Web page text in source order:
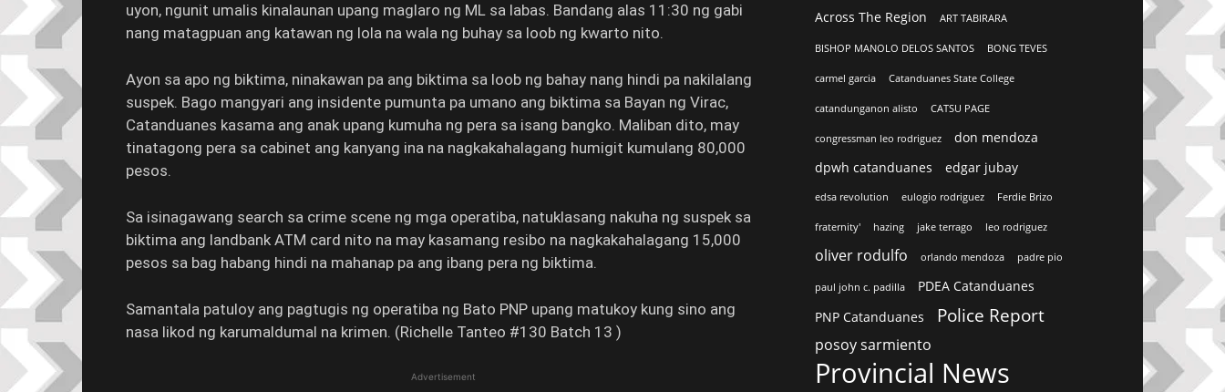
uyon, ngunit umalis kinalaunan upang maglaro ng ML sa labas. Bandang alas 11:30 ng gabi
nang matagpuan ang katawan ng lola na wala ng buhay sa loob ng kwarto nito.
Ayon sa apo ng biktima, ninakawan pa ang biktima sa loob ng bahay nang hindi pa nakilalang
suspek. Bago mangyari ang insidente pumunta pa umano ang biktima sa Bayan ng Virac,
Catanduanes kasama ang anak upang kumuha ng pera sa isang bangko. Maliban dito, may
tinatagong pera sa cabinet ang kanyang ina na nagkakahalagang humigit kumulang 80,000
pesos.
Sa isinagawang search sa crime scene ng mga operatiba, natuklasang nakuha ng suspek sa
biktima ang landbank ATM card nito na may kasamang resibo na nagkakahalagang 15,000
pesos sa bag habang hindi na mahanap pa ang ibang pera ng biktima.
Samantala patuloy ang pagtugis ng operatiba ng Bato PNP upang matukoy kung sino ang
nasa likod ng karumaldumal na krimen. (Richelle Tanteo #130 Batch 13 )
Advertisement
Across The Region ART TABIRARA
BISHOP MANOLO DELOS SANTOS BONG TEVES
carmel garcia Catanduanes State College
catandunganon alisto CATSU PAGE
congressman leo rodriguez
don mendoza
dpwh catanduanes
edgar jubay
edsa revolution eulogio rodriguez Ferdie Brizo
fraternity' hazing jake terrago leo rodriguez
oliver rodulfo orlando mendoza padre pio
paul john c. padilla
PDEA Catanduanes
PNP Catanduanes
Police Report
posoy sarmiento
Provincial News